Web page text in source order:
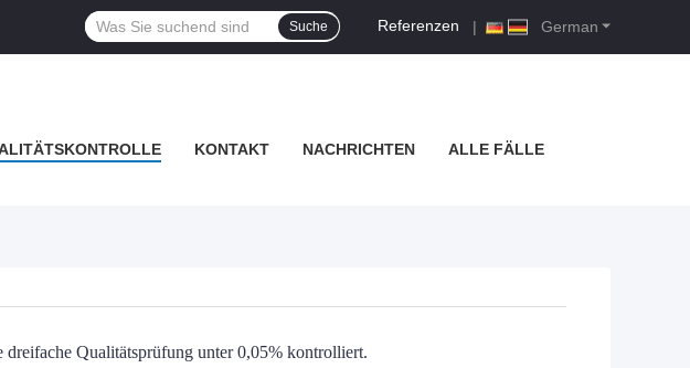
German
Referenzen |
Suche
KONTAKT NACHRICHTEN ALLE FÄLLE
Qualitätsprüfung unter 0,05% kontrolliert.